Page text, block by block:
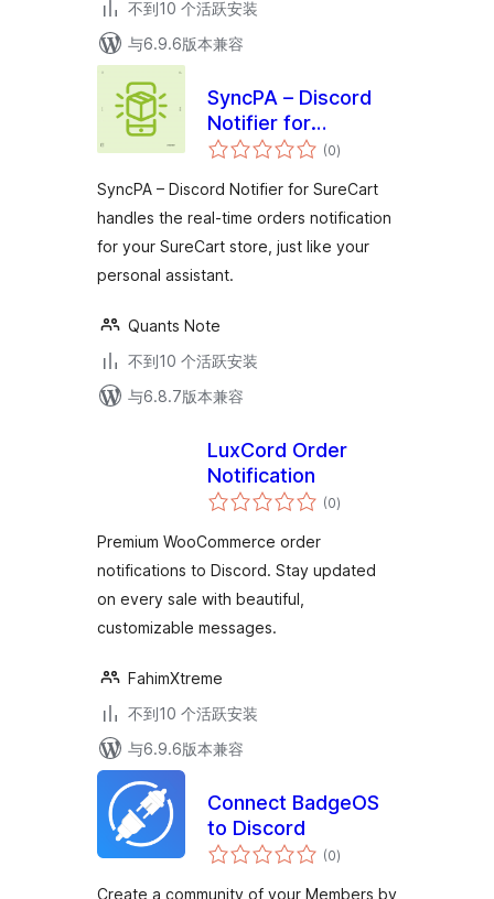
不到10 个活跃安装
与6.9.6版本兼容
SyncPA – Discord
Notifier for
SureCart
(0总
评)
SyncPA – Discord Notifier for SureCart
handles the real-time orders notification
for your SureCart store, just like your
personal assistant.
Quants Note
不到10 个活跃安装
与6.8.7版本兼容
LuxCord Order
Notification
(0总
评)
Premium WooCommerce order
notifications to Discord. Stay updated
on every sale with beautiful,
customizable messages.
FahimXtreme
不到10 个活跃安装
与6.9.6版本兼容
Connect BadgeOS
to Discord
(0总
评)
Create a community of your Members by